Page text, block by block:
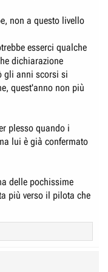
non a questo livello
esserci qualche
dichiarazione
gli anni scorsi si
quest'anno non più
plesso quando i
lui è già confermato
delle pochissime
più verso il pilota che